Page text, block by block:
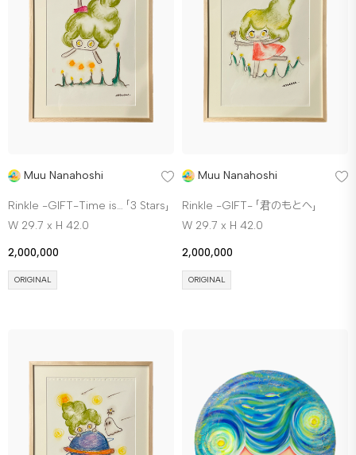
Muu Nanahoshi
Rinkle -GIFT-Time is… 「3 Stars」
W 29.7 x H 42.0
2,000,000
ORIGINAL
Muu Nanahoshi
Rinkle -GIFT- 「君のもとへ」
W 29.7 x H 42.0
2,000,000
ORIGINAL